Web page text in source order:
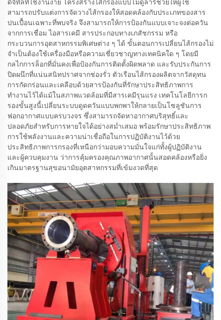
ดิจิทัลที่ใช้งานง่าย โครงสร้างไส้กรองแบบโมดูลาร์ช่วยให้ผู้ใช้
สามารถปรับแต่งการจัดวางไส้กรองให้สอดคล้องกับประเภทของสาร
ปนเปื้อนเฉพาะที่พบจริง จึงสามารถให้การป้องกันแบบเจาะจงต่อควัน
จากการเชื่อม ไอสารเคมี สารประกอบทางเภสัชกรรม หรือ
กระบวนการอุตสาหกรรมพิเศษต่าง ๆ ได้ ขั้นตอนการเปลี่ยนไส้กรองไม่
จำเป็นต้องใช้เครื่องมือหรือความเชี่ยวชาญทางเทคนิคใด ๆ โดยมี
กลไกการล็อกที่มั่นคงเพื่อป้องกันการติดตั้งผิดพลาด และรับประกันการ
ปิดผนึกที่แน่นสนิทปราศจากช่องรั่ว ตัวเรือนไส้กรองผลิตจากวัสดุทน
การกัดกร่อนและเคลือบด้วยสารป้องกันที่รักษาประสิทธิภาพการ
ทำงานไว้ได้แม้ในสภาพแวดล้อมที่มีสารเคมีรุนแรง เทคโนโลยีการก
รองขั้นสูงนี้เปลี่ยนระบบดูดควันแบบพกพาให้กลายเป็นโซลูชันการ
ฟอกอากาศแบบครบวงจร ซึ่งสามารถจัดหาอากาศบริสุทธิ์และ
ปลอดภัยสำหรับการหายใจได้อย่างสม่ำเสมอ พร้อมรักษาประสิทธิภาพ
การใช้พลังงานและความน่าเชื่อถือในการปฏิบัติงานไว้ด้วย
ประสิทธิภาพการกรองที่เหนือกว่ามอบความมั่นใจแก่ทั้งผู้ปฏิบัติงาน
และผู้ควบคุมงาน ว่าการคุ้มครองคุณภาพอากาศนั้นสอดคล้องหรือยิ่ง
เกินมาตรฐานสุขอนามัยอุตสาหกรรมที่เข้มงวดที่สุด